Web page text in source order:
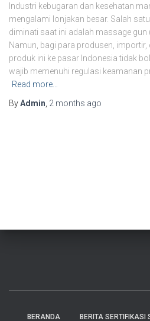
Industri kebugaran dan kesehatan
mengalami lonjakan besar. Salah
diminati saat ini adalah massage gun
Namun, bagi para produsen,
produk ini ke pasar Indonesia tidak
wajib memenuhi regulasi keamanan
Read more…
ByAdmin 2 months ago
BERANDA BERITA SERTIFIKASI